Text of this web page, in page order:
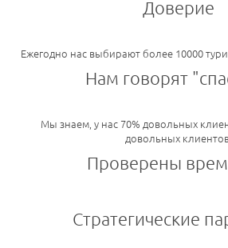
Доверие
Ежегодно нас выбирают более 10000
Нам говорят
Мы знаем, у нас 70% довольных
довольных
Проверены
Стратегические